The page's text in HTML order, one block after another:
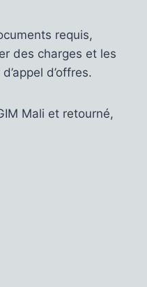
requis,
des charges et les
d’offres.
Mali et retourné,